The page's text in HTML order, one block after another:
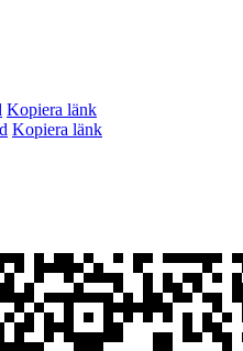
Kopiera länk
Kopiera länk